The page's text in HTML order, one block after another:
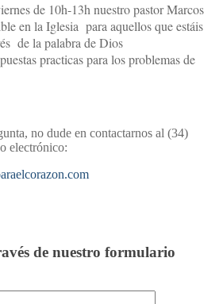
de 10h-13h nuestro pastor Marcos
en la Iglesia para aquellos que estáis
de la palabra de Dios
practicas para los problemas de
no dude en contactarnos al (34)
electrónico:
com
de nuestro formulario